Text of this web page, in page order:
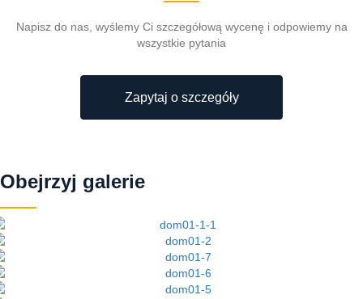
Napisz do nas, wyślemy Ci szczegółową wycenę i odpowiemy na
wszystkie pytania
Zapytaj o szczegóły
Obejrzyj galerie